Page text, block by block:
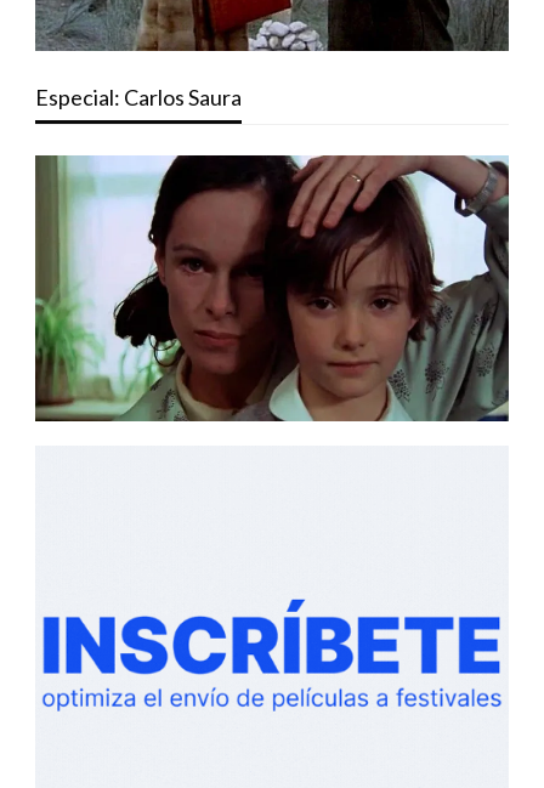
Especial: Carlos Saura